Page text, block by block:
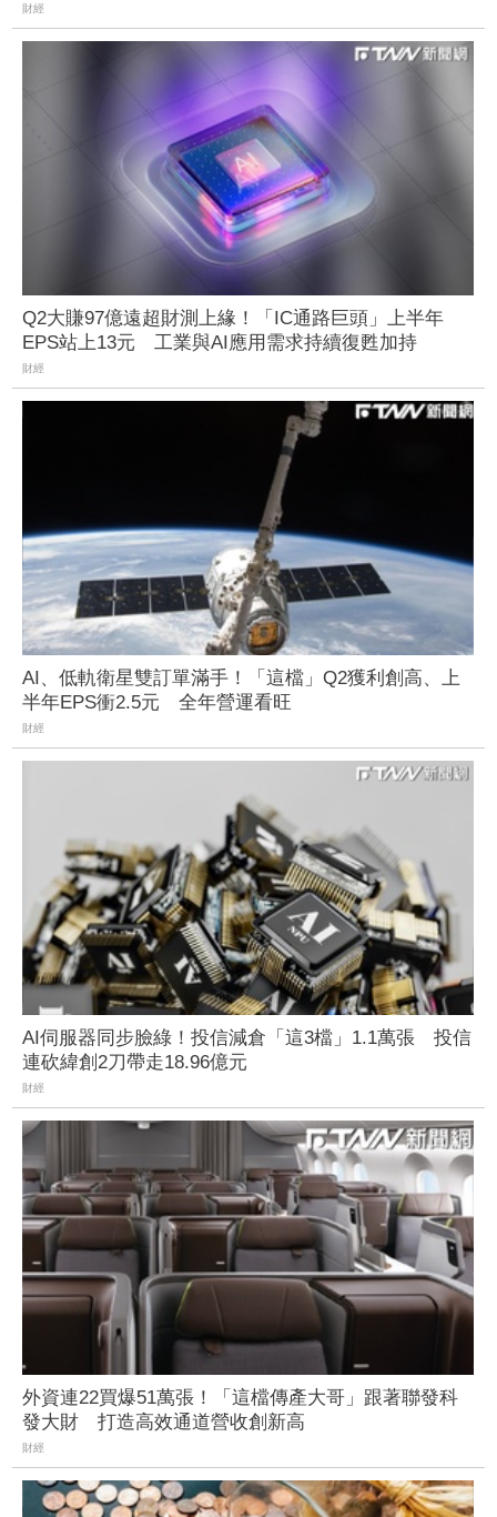
財經
Q2大賺97億遠超財測上緣！「IC通路巨頭」上半年
EPS站上13元 工業與AI應用需求持續復甦加持
財經
AI、低軌衛星雙訂單滿手！「這檔」Q2獲利創高、上
半年EPS衝2.5元 全年營運看旺
財經
AI伺服器同步臉綠！投信減倉「這3檔」1.1萬張 投信
連砍緯創2刀帶走18.96億元
財經
外資連22買爆51萬張！「這檔傳產大哥」跟著聯發科
發大財 打造高效通道營收創新高
財經